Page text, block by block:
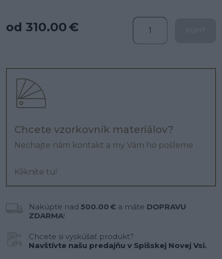
od 310.00 €
Chcete vzorkovník materiálov?
Nechajte nám kontakt a my Vám ho pošleme
Kliknite tu!
Nakúpte nad 500.00 € a máte DOPRAVU
ZDARMA!
Chcete si vyskúšať produkt?
Navštívte našu predajňu v Spišskej Novej Vsi.